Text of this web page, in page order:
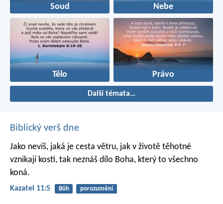
Soud Nebe
Tělo Právo
Další témata…
Biblický verš dne
Jako nevíš, jaká je cesta větru, jak v životě těhotné
vznikají kosti, tak neznáš dílo Boha, který to všechno
koná.
Kazatel 11:5 Bůh porozumění